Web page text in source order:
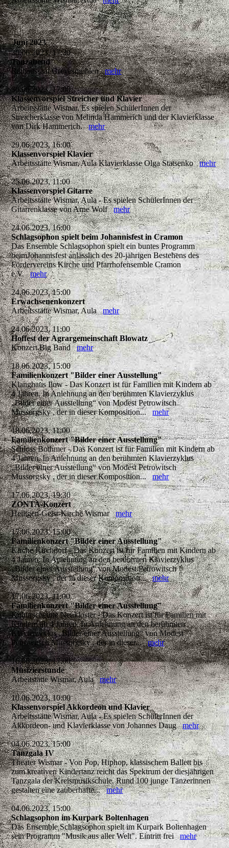
Juni 2023
30.06.2023, 17:30
Tanzabend
Rathaussaal Grevesmühlenmehr
30.06.2023, 17:00
Klassenvorspiel Streicher und Klavier
Arbeitsstätte Wismar, Es spielen SchülerInnen der
Streicherklasse von Melinda Hammerich und der Klavierklasse
von Dirk Hammerich.mehr
29.06.2023, 16:00
Klassenvorspiel Klavier
Arbeitsstätte Wismar, Aula Klavierklasse Olga Statsenkomehr
25.06.2023, 11:00
Klassenvorspiel Gitarre
Arbeitsstätte Wismar, Aula - Es spielen SchülerInnen der
Gitarrenklasse von Arne Wolfmehr
24.06.2023, 16:00
Schlagsophon spielt beim Johannisfest in Cramon
Das Ensemble Schlagsophon spielt ein buntes Programm
beimJohannisfest anlässlich des 20-jährigen Bestehens des
Fördervereins Kirche und Pfarrhofensemble Cramon
e.V.mehr
24.06.2023, 15:00
Erwachsenenkonzert
Arbeitsstätte Wismar, Aulamehr
24.06.2023, 11:00
Hoffest der Agrargemeinschaft Blowatz
Konzert Big Bandmehr
18.06.2023, 15:00
Familienkonzert "Bilder einer Ausstellung"
Klanghaus Ilow - Das Konzert ist für Familien mit Kindern ab
4 Jahren. In Anlehnung an den berühmten Klavierzyklus
„Bilder einer Ausstellung“ von Modest Petrowitsch
Mussorgsky , der in dieser Komposition...mehr
18.06.2023, 11:00
Familienkonzert "Bilder einer Ausstellung"
Schloss Bothmer - Das Konzert ist für Familien mit Kindern ab
4 Jahren. In Anlehnung an den berühmten Klavierzyklus
„Bilder einer Ausstellung“ von Modest Petrowitsch
Mussorgsky , der in dieser Komposition...mehr
17.06.2023, 19:30
ZONTA-Konzert
Heiligen-Geist-Kirche Wismarmehr
17.06.2023, 15:00
Familienkonzert "Bilder einer Ausstellung"
Kirche Kirchdorf - Das Konzert ist für Familien mit Kindern ab
4 Jahren. In Anlehnung an den berühmten Klavierzyklus
„Bilder einer Ausstellung“ von Modest Petrowitsch
Mussorgsky , der in dieser Komposition...mehr
17.06.2023, 11:00
Familienkonzert "Bilder einer Ausstellung"
Kulturscheune Neukloster - Das Konzert ist für Familien mit
Kindern ab 4 Jahren. In Anlehnung an den berühmten
Klavierzyklus „Bilder einer Ausstellung“ von Modest
Petrowitsch Mussorgsky , der in dieser...mehr
16.06.2023, 17:00
Musizierstunde
Arbeitstätte Wismar, Aulamehr
10.06.2023, 10:00
Klassenvorspiel Akkordeon und Klavier
Arbeitsstätte Wismar, Aula - Es spielen SchülerInnen der
Akkordeon- und Klavierklasse von Johannes Daugmehr
04.06.2023, 15:00
Tanzgala IV
Theater Wismar - Von Pop, Hiphop, klassischem Ballett bis
zum kreativen Kindertanz reicht das Spektrum der diesjährigen
Tanzgala der Kreismusikschule. Rund 100 junge Tänzerinnen
gestalten eine zauberhafte...mehr
04.06.2023, 15:00
Schlagsophon im Kurpark Boltenhagen
Das Ensemble Schlagsophon spielt im Kurpark Boltenhagen
sein Programm "Musik aus aller Welt". Eintritt freimehr